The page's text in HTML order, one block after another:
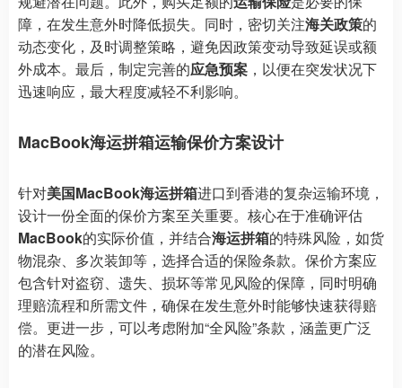
障，在发生意外时降低损失。同时，密切关注海关政策的
动态变化，及时调整策略，避免因政策变动导致延误或额
外成本。最后，制定完善的应急预案 ，以便在突发状况下
迅速响应，最大程度减轻不利影响。
MacBook海运拼箱运输保价方案设计
针对美国MacBook海运拼箱进口到香港的复杂运输环境，
设计一份全面的保价方案至关重要。核心在于准确评估
MacBook的实际价值，并结合海运拼箱的特殊风险，如货
物混杂、多次装卸等，选择合适的保险条款。保价方案应
包含针对盗窃、遗失、损坏等常见风险的保障，同时明确
理赔流程和所需文件，确保在发生意外时能够快速获得赔
偿。更进一步，可以考虑附加“全风险”条款，涵盖更广泛
的潜在风险。